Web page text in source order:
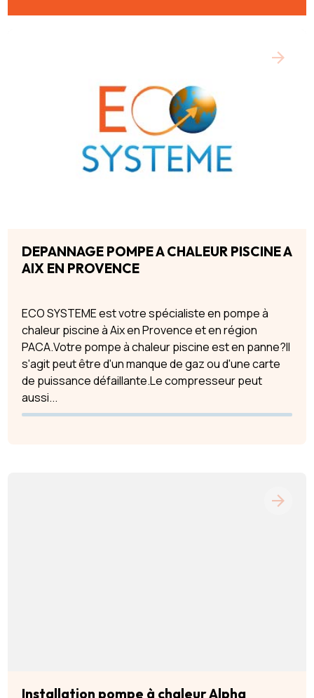
DEPANNAGE POMPE A CHALEUR PISCINE A
AIX EN PROVENCE
ECO SYSTEME est votre spécialiste en pompe à
chaleur piscine à Aix en Provence et en région
PACA.Votre pompe à chaleur piscine est en panne?Il
s'agit peut être d'un manque de gaz ou d'une carte
de puissance défaillante.Le compresseur peut
aussi...
Installation pompe à chaleur Alpha